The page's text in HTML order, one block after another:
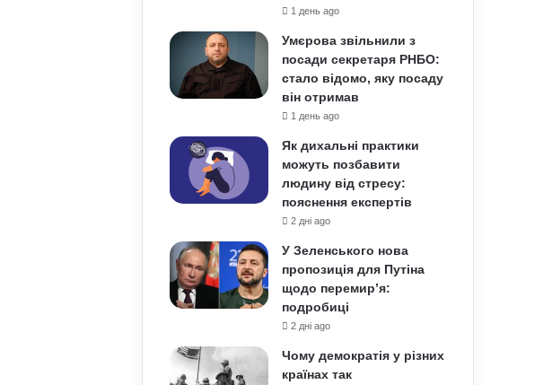
1 день ago
Умєрова звільнили з
посади секретаря РНБО:
стало відомо, яку посаду
він отримав
1 день ago
Як дихальні практики
можуть позбавити
людину від стресу:
пояснення експертів
2 дні ago
У Зеленського нова
пропозиція для Путіна
щодо перемир’я:
подробиці
2 дні ago
Чому демократія у різних
країнах так